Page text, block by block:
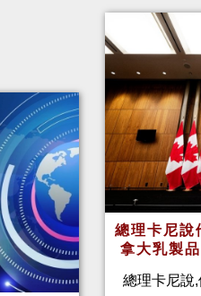
總理卡尼
拿大乳製
總理卡尼說